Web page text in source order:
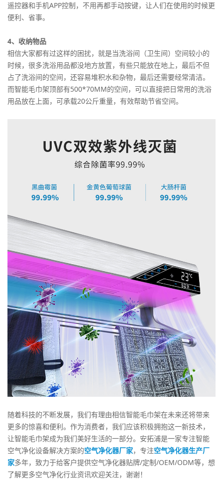
遥控器和手机APP控制，不用再都手动按键，让人们在使用的时候更
便利、省事。
4、收纳物品
相信大家都有过这样的困扰，就是当洗浴间（卫生间）空间较小的
时候，很多洗浴用品都没地方放置，有些只能放在地上，最后不但
占了洗浴间的空间，还容易堆积水和杂物，最后还需要经常清洁。
而智能毛巾架顶部有500*70MM的空间，可以直接把日常用的洗浴
用品放在上面，可承载20公斤重量，有效帮助节省空间。
随着科技的不断发展，我们有理由相信智能毛巾架在未来还将带来
更多的惊喜和便利。作为消费者，我们应该积极拥抱这一新技术，
让智能毛巾架成为我们美好生活的一部分。安拓浦是一家专注智能
空气净化设备解决方案的空气净化器厂家，专注空气净化器生产厂
家多年，致力于给客户提供空气净化器贴牌/定制/OEM/ODM等，想
了解更多空气净化行业资讯欢迎关注，谢谢！